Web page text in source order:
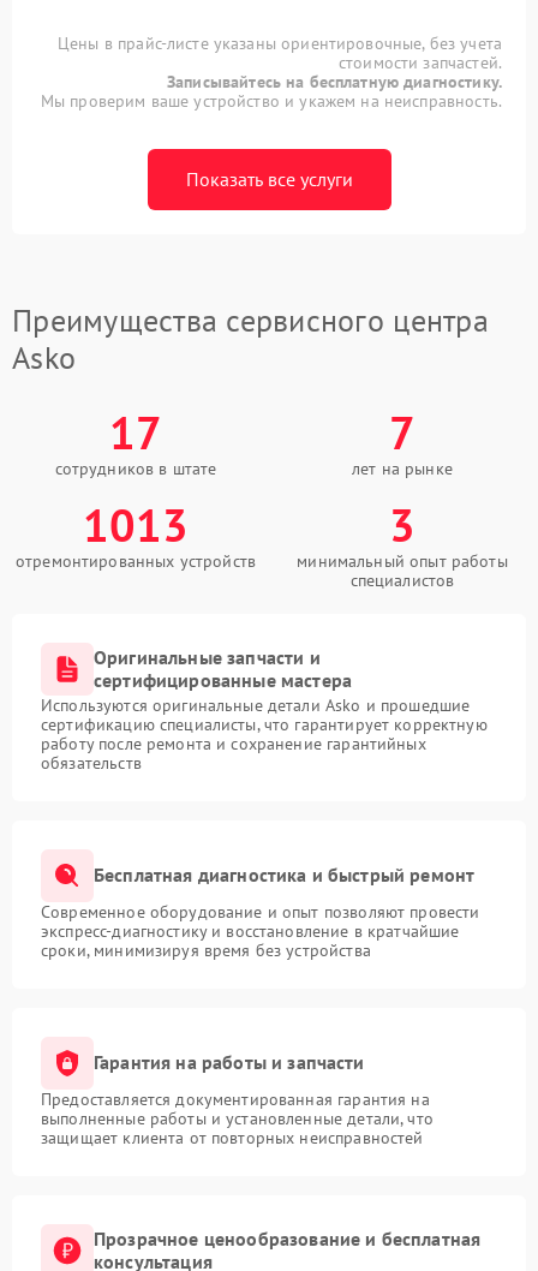
Цены в прайс-листе указаны ориентировочные, без учета
стоимости запчастей.
Записывайтесь на бесплатную диагностику.
Мы проверим ваше устройство и укажем на неисправность.
Показать все услуги
Преимущества сервисного центра
Asko
17
сотрудников в штате
7
лет на рынке
1013
отремонтированных устройств
3
минимальный опыт работы
специалистов
Оригинальные запчасти и
сертифицированные мастера
Используются оригинальные детали Asko и прошедшие
сертификацию специалисты, что гарантирует корректную
работу после ремонта и сохранение гарантийных
обязательств
Бесплатная диагностика и быстрый ремонт
Современное оборудование и опыт позволяют провести
экспресс-диагностику и восстановление в кратчайшие
сроки, минимизируя время без устройства
Гарантия на работы и запчасти
Предоставляется документированная гарантия на
выполненные работы и установленные детали, что
защищает клиента от повторных неисправностей
Прозрачное ценообразование и бесплатная
консультация